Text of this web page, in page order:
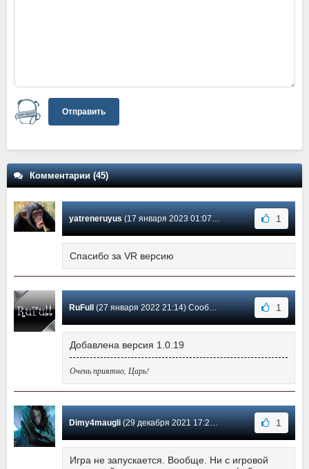
Отправить
Комментарии (45)
yatreneruyus(17 января 2023 01:07) Сообщение #42 1
Спасибо за VR версию
RuFull (27 января 2022 21:14) Сообщение #41 1
Добавлена версия 1.0.19
Очень приятно, Царь!
Dimy4maugli(29 декабря 2021 17:29) Сообщение #40 1
Игра не запускается. Вообще. Ни с игровой